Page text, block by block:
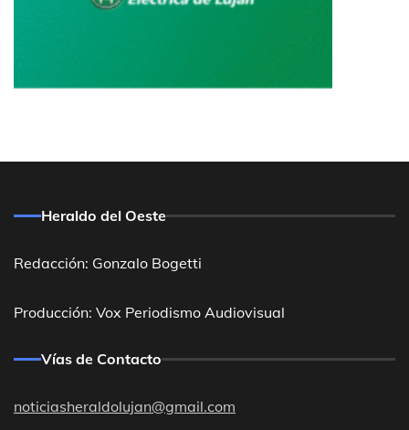
Heraldo del Oeste
Redacción: Gonzalo Bogetti
Producción: Vox Periodismo Audiovisual
Vías de Contacto
noticiasheraldolujan@gmail.com